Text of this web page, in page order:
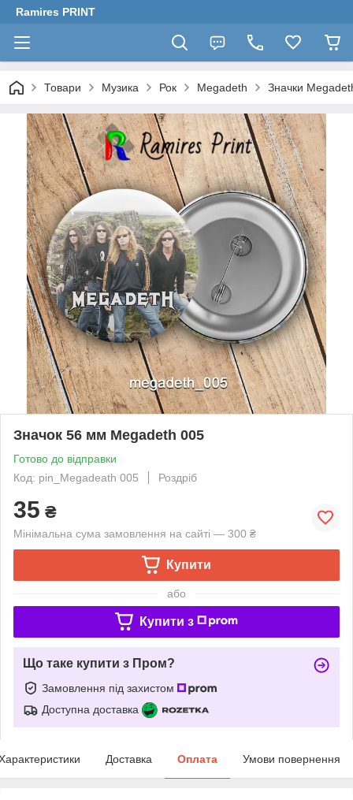
Ramires PRINT
Товари Музика Рок Megadeth Значки
Значок 56 мм Megadeth 005
Готово до відправки
Код: pin_Megadeath 005
Роздріб
35 ₴
Мінімальна сума замовлення на сайті — 300 ₴
Купити
або
Купити з
Що таке купити з Пром?
Замовлення під захистом
Доступна доставка
Доставка Оплата Умови повернення